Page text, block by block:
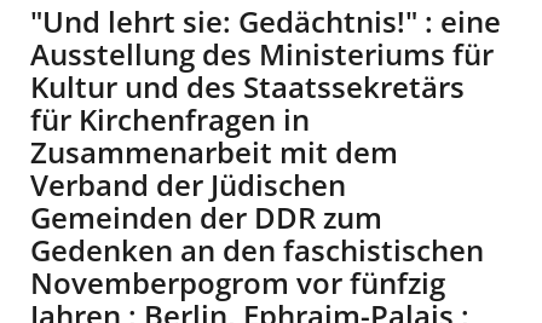
"Und lehrt sie: Gedächtnis!" : eine
Ausstellung des Ministeriums für
Kultur und des Staatssekretärs
für Kirchenfragen in
Zusammenarbeit mit dem
Verband der Jüdischen
Gemeinden der DDR zum
Gedenken an den faschistischen
Novemberpogrom vor fünfzig